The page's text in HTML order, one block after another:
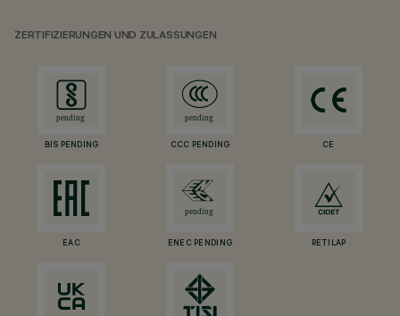
ZERTIFIZIERUNGEN UND ZULASSUNGEN
BIS PENDING CCC PENDING CE
EAC ENEC PENDING RETILAP